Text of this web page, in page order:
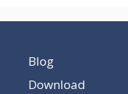
Blog
Download